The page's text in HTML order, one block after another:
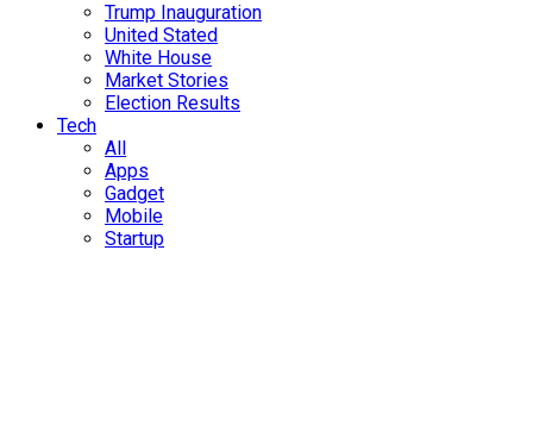
Trump Inauguration
United Stated
White House
Market Stories
Election Results
Tech
All
Apps
Gadget
Mobile
Startup